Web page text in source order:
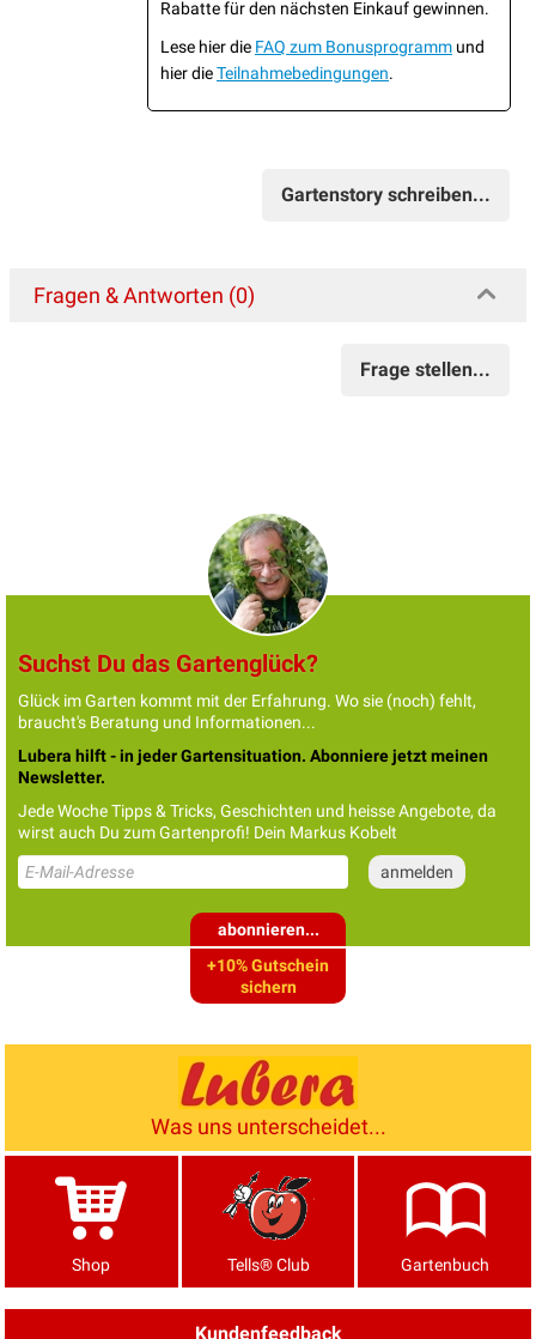
Rabatte für den nächsten Einkauf gewinnen.
Lese hier die FAQ zum Bonusprogramm und
hier dieTeilnahmebedingungen.
Gartenstory schreiben...
Fragen & Antworten (0)
Frage stellen...
Suchst Du das Gartenglück?
Glück im Garten kommt mit der Erfahrung. Wo sie (noch) fehlt,
braucht's Beratung und Informationen...
Lubera hilft - in jeder Gartensituation. Abonniere jetzt meinen
Newsletter.
Jede Woche Tipps & Tricks, Geschichten und heisse Angebote, da
wirst auch Du zum Gartenprofi! Dein Markus Kobelt
abonnieren...
+10% Gutschein
sichern
Was uns unterscheidet...
Shop Tells® Club Gartenbuch
Kundenfeedback